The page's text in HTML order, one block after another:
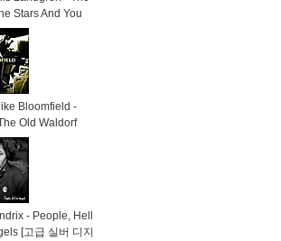
Stars And You
Bloomfield -
Old Waldorf
- People, Hell
[고급 실버 디지